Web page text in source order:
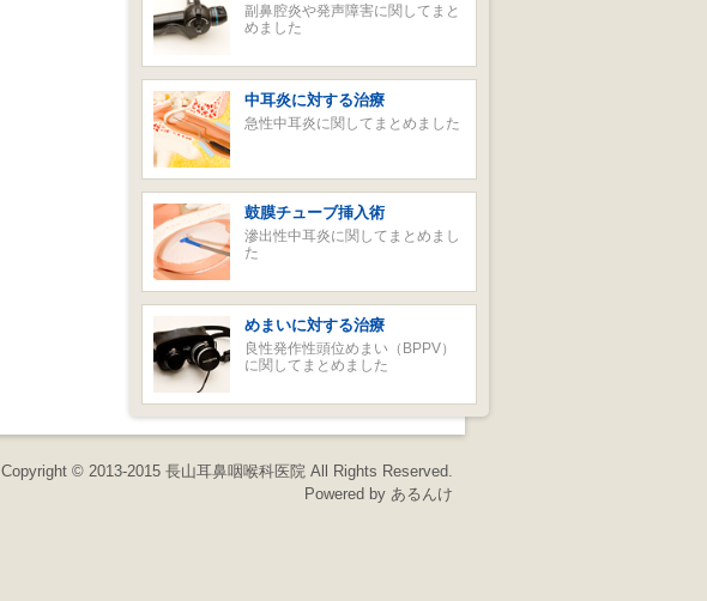
副鼻腔炎や発声障害に関してまと
めました
中耳炎に対する治療
急性中耳炎に関してまとめました
鼓膜チューブ挿入術
滲出性中耳炎に関してまとめまし
た
めまいに対する治療
良性発作性頭位めまい（BPPV）
に関してまとめました
Copyright © 2013-2015 長山耳鼻咽喉科医院 All Rights Reserved.
Powered by あるんけ